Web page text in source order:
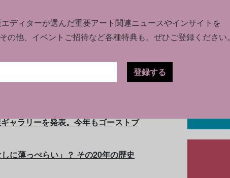
算が投入されているが、同部門は
（翻訳：編集部）
拡大する犯罪の手口とは
ャラリーを発表。今年もゴーストブ
に薄っぺらい」？ その20年の歴史
ディターが選んだ重要アート関連ニュースやインサイトを
その他、イベントご招待など各種特典も。ぜひご登録ください。
登録する